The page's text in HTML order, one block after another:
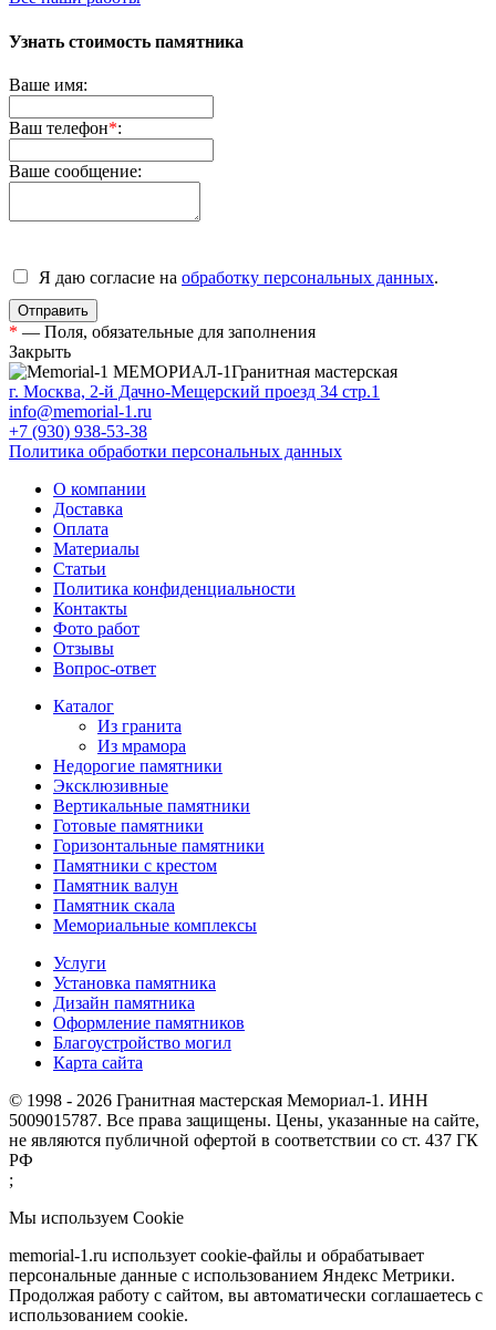
Узнать стоимость памятника
Ваше имя:
Ваш телефон*:
Ваше сообщение:
Я даю согласие на обработку персональных данных.
* — Поля, обязательные для заполнения
Закрыть
МЕМОРИАЛ-1Гранитная мастерская
г. Москва, 2-й Дачно-Мещерский проезд 34 стр.1
info@memorial-1.ru
+7 (930) 938-53-38
Политика обработки персональных данных
О компании
Доставка
Оплата
Материалы
Статьи
Политика конфиденциальности
Контакты
Фото работ
Отзывы
Вопрос-ответ
Каталог
Из гранита
Из мрамора
Недорогие памятники
Эксклюзивные
Вертикальные памятники
Готовые памятники
Горизонтальные памятники
Памятники с крестом
Памятник валун
Памятник скала
Мемориальные комплексы
Услуги
Установка памятника
Дизайн памятника
Оформление памятников
Благоустройство могил
Карта сайта
© 1998 - 2026 Гранитная мастерская Мемориал-1. ИНН
5009015787. Все права защищены. Цены, указанные на сайте,
не являются публичной офертой в соответствии со ст. 437 ГК
РФ
;
Мы используем Cookie
memorial-1.ru использует cookie-файлы и обрабатывает
персональные данные с использованием Яндекс Метрики.
Продолжая работу с сайтом, вы автоматически соглашаетесь с
использованием cookie.